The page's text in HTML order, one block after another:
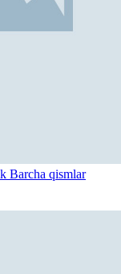
Barcha qismlar